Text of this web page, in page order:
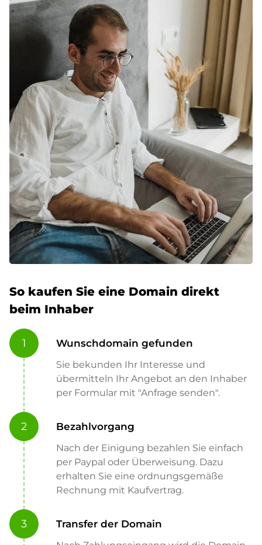
So kaufen Sie eine Domain direkt
beim Inhaber
1 Wunschdomain gefunden
Sie bekunden Ihr Interesse und
übermitteln Ihr Angebot an den Inhaber
per Formular mit "Anfrage senden".
2 Bezahlvorgang
Nach der Einigung bezahlen Sie einfach
per Paypal oder Überweisung. Dazu
erhalten Sie eine ordnungsgemäße
Rechnung mit Kaufvertrag.
3 Transfer der Domain